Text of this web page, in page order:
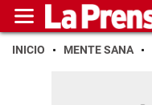
INICIO MENTE SANA